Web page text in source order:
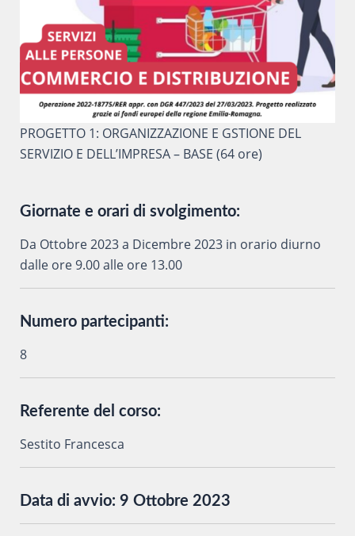
PROGETTO 1: ORGANIZZAZIONE E GSTIONE DEL
SERVIZIO E DELL’IMPRESA – BASE (64 ore)
Giornate e orari di svolgimento:
Da Ottobre 2023 a Dicembre 2023 in orario diurno
dalle ore 9.00 alle ore 13.00
Numero partecipanti:
8
Referente del corso:
Sestito Francesca
Data di avvio: 9 Ottobre 2023